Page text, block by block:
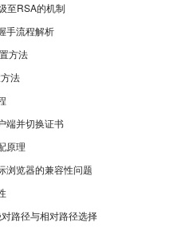
至RSA的机制
手流程解析
方法
法
端并切换证书
原理
浏览器的兼容性问题
路径与相对路径选择